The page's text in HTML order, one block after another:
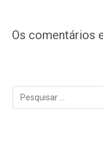
Os comentários